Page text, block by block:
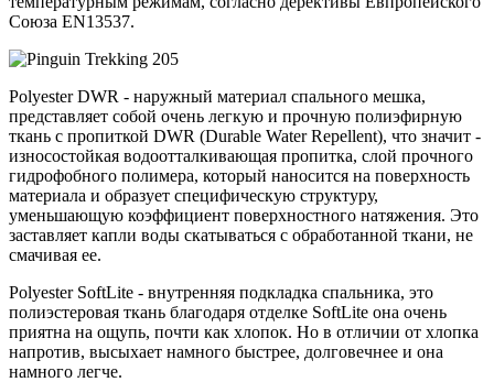
Союза EN13537.
Polyester DWR - наружный материал спального мешка,
представляет собой очень легкую и прочную полиэфирную
ткань с пропиткой DWR (Durable Water Repellent), что значит -
износостойкая водоотталкивающая пропитка, слой прочного
гидрофобного полимера, который наносится на поверхность
материала и образует специфическую структуру,
уменьшающую коэффициент поверхностного натяжения. Это
заставляет капли воды скатываться с обработанной ткани, не
смачивая ее.
Polyester SoftLite - внутренняя подкладка спальника, это
полиэстеровая ткань благодаря отделке SoftLite она очень
приятна на ощупь, почти как хлопок. Но в отличии от хлопка
напротив, высыхает намного быстрее, долговечнее и она
намного легче.